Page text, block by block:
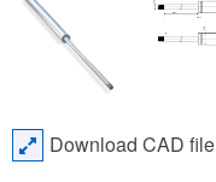
Download CAD file